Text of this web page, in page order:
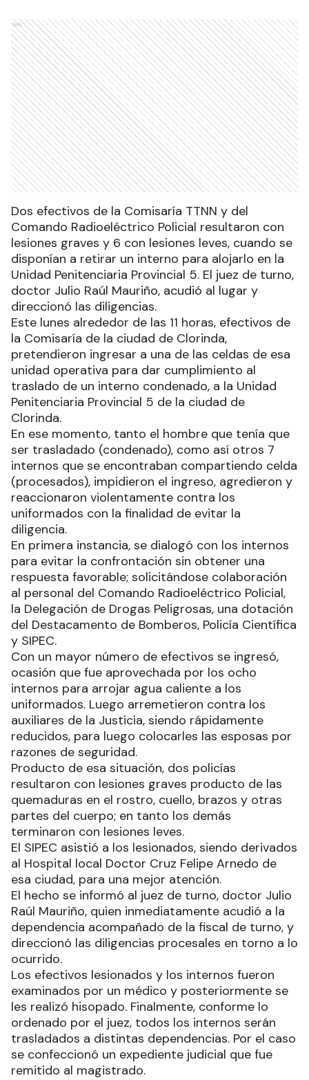
Ads
Dos efectivos de la Comisaría TTNN y del
Comando Radioeléctrico Policial resultaron con
lesiones graves y 6 con lesiones leves, cuando se
disponían a retirar un interno para alojarlo en la
Unidad Penitenciaria Provincial 5. El juez de turno,
doctor Julio Raúl Mauriño, acudió al lugar y
direccionó las diligencias.
Este lunes alrededor de las 11 horas, efectivos de
la Comisaría de la ciudad de Clorinda,
pretendieron ingresar a una de las celdas de esa
unidad operativa para dar cumplimiento al
traslado de un interno condenado, a la Unidad
Penitenciaria Provincial 5 de la ciudad de
Clorinda.
En ese momento, tanto el hombre que tenía que
ser trasladado (condenado), como así otros 7
internos que se encontraban compartiendo celda
(procesados), impidieron el ingreso, agredieron y
reaccionaron violentamente contra los
uniformados con la finalidad de evitar la
diligencia.
En primera instancia, se dialogó con los internos
para evitar la confrontación sin obtener una
respuesta favorable; solicitándose colaboración
al personal del Comando Radioeléctrico Policial,
la Delegación de Drogas Peligrosas, una dotación
del Destacamento de Bomberos, Policía Científica
y SIPEC.
Con un mayor número de efectivos se ingresó,
ocasión que fue aprovechada por los ocho
internos para arrojar agua caliente a los
uniformados. Luego arremetieron contra los
auxiliares de la Justicia, siendo rápidamente
reducidos, para luego colocarles las esposas por
razones de seguridad.
Producto de esa situación, dos policías
resultaron con lesiones graves producto de las
quemaduras en el rostro, cuello, brazos y otras
partes del cuerpo; en tanto los demás
terminaron con lesiones leves.
El SIPEC asistió a los lesionados, siendo derivados
al Hospital local Doctor Cruz Felipe Arnedo de
esa ciudad, para una mejor atención.
El hecho se informó al juez de turno, doctor Julio
Raúl Mauriño, quien inmediatamente acudió a la
dependencia acompañado de la fiscal de turno, y
direccionó las diligencias procesales en torno a lo
ocurrido.
Los efectivos lesionados y los internos fueron
examinados por un médico y posteriormente se
les realizó hisopado. Finalmente, conforme lo
ordenado por el juez, todos los internos serán
trasladados a distintas dependencias. Por el caso
se confeccionó un expediente judicial que fue
remitido al magistrado.